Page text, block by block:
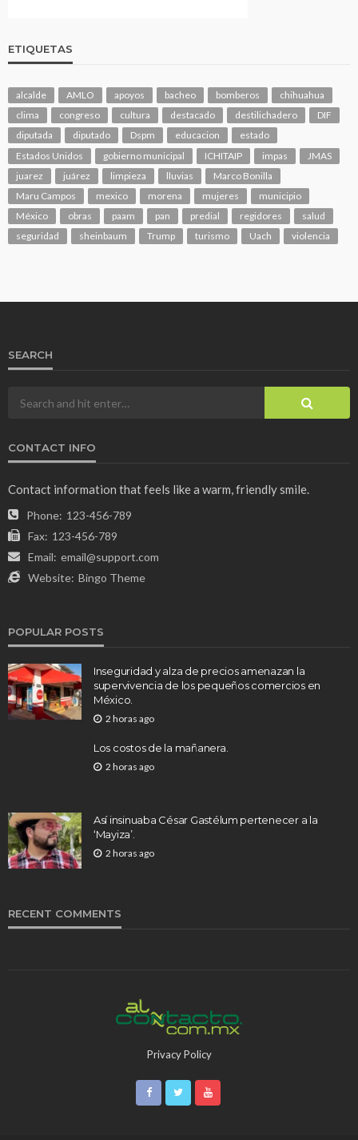
ETIQUETAS
alcalde AMLO apoyos bacheo bomberos
chihuahua
clima
congreso cultura destacado destilichadero
DIF
diputada
diputado Dspm educacion
estado
Estados Unidos
gobierno municipal ICHITAIP impas
JMAS
juarez
juárez limpieza lluvias
Marco Bonilla
Maru Campos
mexico morena mujeres
municipio
México
obras paam pan predial regidores
salud
seguridad
sheinbaum Trump turismo Uach violencia
SEARCH
CONTACT INFO
Contact information that feels like a warm, friendly smile.
Phone: 123-456-789
Fax: 123-456-789
Email: email@support.com
Website: Bingo Theme
POPULAR POSTS
Inseguridad y alza de precios amenazan la
supervivencia de los pequeños comercios en
México.
2 horas ago
Los costos de la mañanera.
2 horas ago
Así insinuaba César Gastélum pertenecer a la
‘Mayiza’.
2 horas ago
RECENT COMMENTS
Privacy Policy